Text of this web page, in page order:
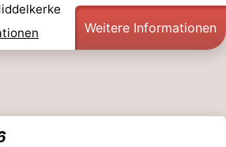
Weitere Informationen